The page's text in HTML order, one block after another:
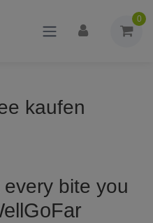
0
kaufen
bite you